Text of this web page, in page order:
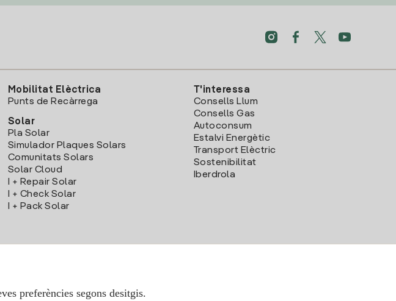
Mobilitat Elèctrica
Punts de Recàrrega
Solar
Pla Solar
Simulador Plaques Solars
Comunitats Solars
Solar Cloud
I + Repair Solar
I + Check Solar
I + Pack Solar
T'interessa
Consells Llum
Consells Gas
Autoconsum
Estalvi Energètic
Transport Elèctric
Sostenibilitat
Iberdrola
preferències segons desitgis.